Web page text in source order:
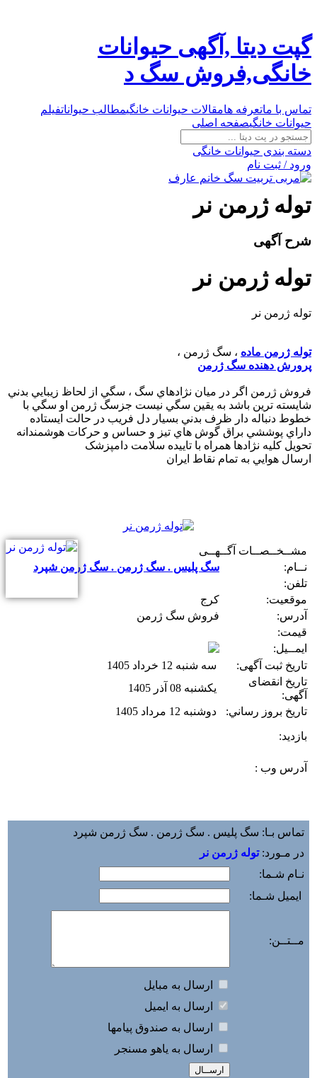
گپت دیتا ,آگهی حیوانات
خانگی,فروش سگ د
تماس با ماتعرفه هامقالات حیوانات خانگیمطالب حیواناتفیلم
حیوانات خانگیصفحه اصلی
دسته بندی حیوانات خانگی
ورود / ثبت نام
توله ژرمن نر
شرح آگهی
توله ژرمن نر
توله ژرمن نر
توله ژرمن ماده ، سگ ژرمن ،
پرورش دهنده سگ ژرمن
فروش ژرمن اگر در ميان نژادهاي سگ ، سگي از لحاظ زيبايي بدني
شايسته ترين باشد به يقين سگي نيست جزسگ ژرمن او سگي با
خطوط دنباله دار ظرف بدني بسيار دل فريب در حالت ايستاده
داراي پوششي براق گوش هاي تيز و حساس و حرکات هوشمندانه
تحويل کليه نژادها همراه با تاييده سلامت دامپزشک
ارسال هوايي به تمام نقاط ايران
مشــخــصــات آگــهــی
نــام:
سگ پلیس . سگ ژرمن . سگ ژرمن شپرد
تلفن:
موقعیت:
کرج
آدرس:
فروش سگ ژرمن
قیمت:
ایمــیل:
تاریخ ثبت آگهی:
سه شنبه 12 خرداد 1405
تاریخ انقضای
آگهی:
یکشنبه 08 آذر 1405
تاريخ بروز رساني:
دوشنبه 12 مرداد 1405
بازديد:
آدرس وب :‌
تماس بـا: سگ پلیس . سگ ژرمن . سگ ژرمن شپرد
در مـورد:توله ژرمن نر
نـام شـما:
ایمیل شـما:
مــتــن:
ارسال به مبايل
ارسال به ايميل
ارسال به صندوق پيامها
ارسال به ياهو مسنجر